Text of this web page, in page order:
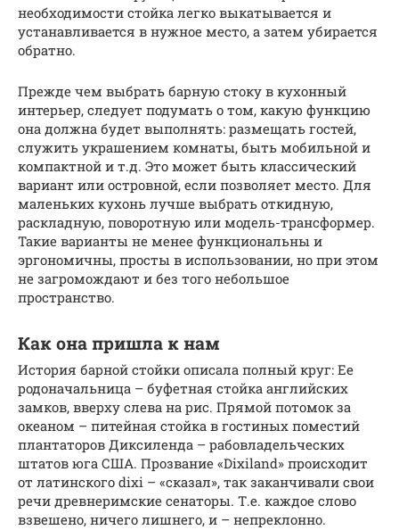
необходимости стойка легко выкатывается и
устанавливается в нужное место, а затем убирается
обратно.
Прежде чем выбрать барную стоку в кухонный
интерьер, следует подумать о том, какую функцию
она должна будет выполнять: размещать гостей,
служить украшением комнаты, быть мобильной и
компактной и т.д. Это может быть классический
вариант или островной, если позволяет место. Для
маленьких кухонь лучше выбрать откидную,
раскладную, поворотную или модель-трансформер.
Такие варианты не менее функциональны и
эргономичны, просты в использовании, но при этом
не загромождают и без того небольшое
пространство.
Как она пришла к нам
История барной стойки описала полный круг: Ее
родоначальница – буфетная стойка английских
замков, вверху слева на рис. Прямой потомок за
океаном – питейная стойка в гостиных поместий
плантаторов Диксиленда – рабовладельческих
штатов юга США. Прозвание «Dixiland» происходит
от латинского dixi – «сказал», так заканчивали свои
речи древнеримские сенаторы. Т.е. каждое слово
взвешено, ничего лишнего, и – непреклонно.